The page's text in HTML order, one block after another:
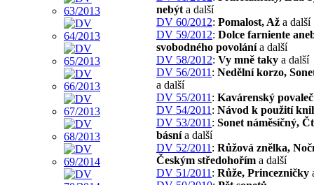
nebýt a další
DV 60/2012: Pomalost, Až a další
DV 59/2012: Dolce farniente
svobodného povolánía další
DV 58/2012: Vy mně taky a další
DV 56/2011 : Nedělní korzo,
a další
DV 55/2011 : Kavárenský povaleč
DV 54/2011 : Návod k použití
DV 53/2011 : Sonet náměsíčný,
básnía další
DV 52/2011 : Růžová znělka,
Českým středohořím a další
DV 51/2011 : Růže, Princezničky